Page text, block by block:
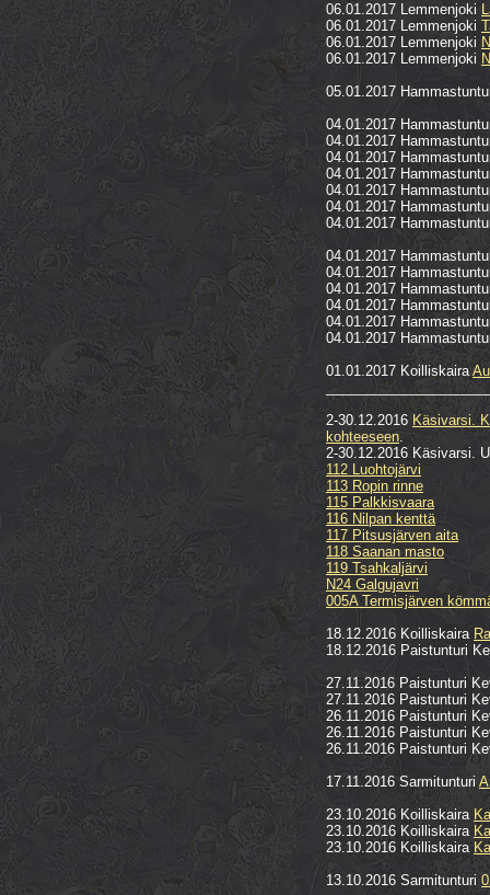
06.01.2017 Lemmenjoki
06.01.2017 Lemmenjoki
06.01.2017 Lemmenjoki
06.01.2017 Lemmenjoki
05.01.2017
04.01.2017
04.01.2017
04.01.2017
04.01.2017
04.01.2017
04.01.2017
04.01.2017
04.01.2017
04.01.2017
04.01.2017
04.01.2017
04.01.2017
04.01.2017
01.01.2017 Koilliskaira
2-30.12.2016 Käsivarsi.
kohteeseen.
2-30.12.2016 Käsivarsi.
112 Luohtojärvi
113 Ropin rinne
115 Palkkisvaara
116 Nilpan kenttä
117 Pitsusjärven aita
118 Saanan masto
119 Tsahkaljärvi
N24 Galgujavri
005A Termisjärven
18.12.2016 Koilliskaira
18.12.2016 Paistunturi
27.11.2016 Paistunturi
27.11.2016 Paistunturi
26.11.2016 Paistunturi
26.11.2016 Paistunturi
26.11.2016 Paistunturi
17.11.2016 Sarmitunturi
23.10.2016 Koilliskaira
23.10.2016 Koilliskaira
23.10.2016 Koilliskaira
13.10.2016 Sarmitunturi